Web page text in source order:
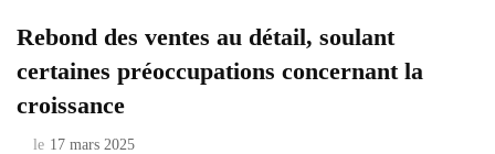
Rebond des ventes au détail, soulant
certaines préoccupations concernant la
croissance
le 17 mars 2025